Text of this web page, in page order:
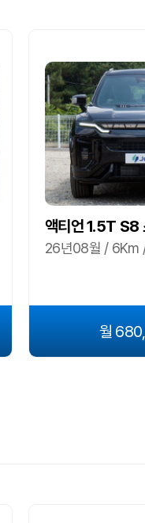
액티언 1.5T S8
26년08월 / 6Km
월